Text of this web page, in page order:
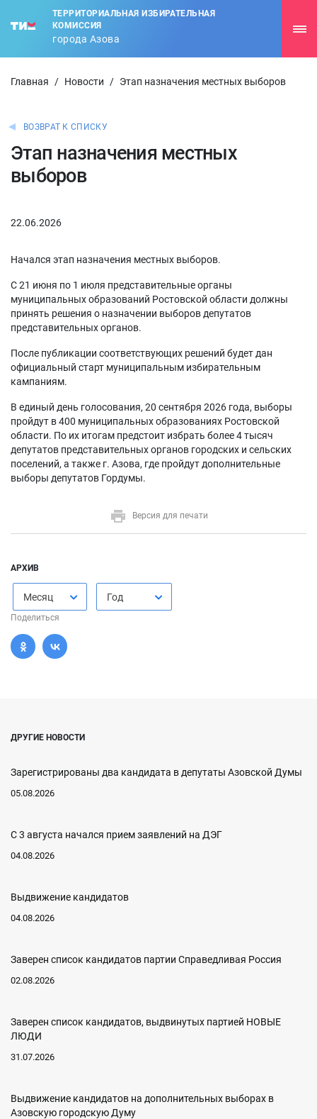
ТЕРРИТОРИАЛЬНАЯ ИЗБИРАТЕЛЬНАЯ
КОМИССИЯ
города Азова
Главная / Новости / Этап назначения местных выборов
ВОЗВРАТ К СПИСКУ
Этап назначения местных
выборов
22.06.2026
Начался этап назначения местных выборов.
С 21 июня по 1 июля представительные органы
муниципальных образований Ростовской области должны
принять решения о назначении выборов депутатов
представительных органов.
После публикации соответствующих решений будет дан
официальный старт муниципальным избирательным
кампаниям.
В единый день голосования, 20 сентября 2026 года, выборы
пройдут в 400 муниципальных образованиях Ростовской
области. По их итогам предстоит избрать более 4 тысяч
депутатов представительных органов городских и сельских
поселений, а также г. Азова, где пройдут дополнительные
выборы депутатов Гордумы.
Версия для печати
АРХИВ
Месяц Год
Поделиться
ДРУГИЕ НОВОСТИ
Зарегистрированы два кандидата в депутаты Азовской Думы
05.08.2026
С 3 августа начался прием заявлений на ДЭГ
04.08.2026
Выдвижение кандидатов
04.08.2026
Заверен список кандидатов партии Справедливая Россия
02.08.2026
Заверен список кандидатов, выдвинутых партией НОВЫЕ
ЛЮДИ
31.07.2026
Выдвижение кандидатов на дополнительных выборах в
Азовскую городскую Думу